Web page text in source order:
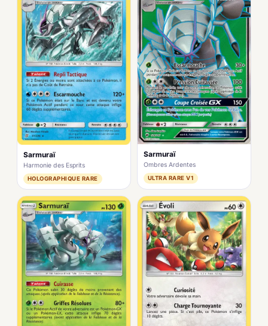
Sarmuraï
Harmonie des Esprits
HOLOGRAPHIQUE RARE
Sarmuraï
Ombres Ardentes
ULTRA RARE V1